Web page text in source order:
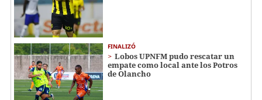
FINALIZÓ
Lobos UPNFM pudo rescatar un
empate como local ante los Potros
de Olancho